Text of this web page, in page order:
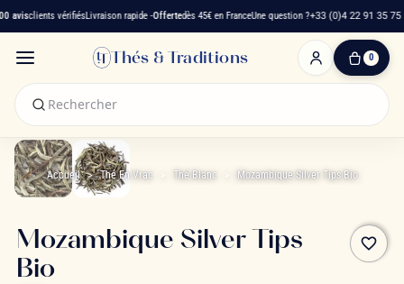
avisclients vérifiésLivraison rapide -Offertedès 45€ en FranceUne question ?+33 (0)4 22 91 35 75
Thés & Traditions 0
0
panier
Accueil Thé En Vrac Thé Blanc Mozambique Silver Tips Bio
favorite_border
Mozambique Silver Tips
Bio